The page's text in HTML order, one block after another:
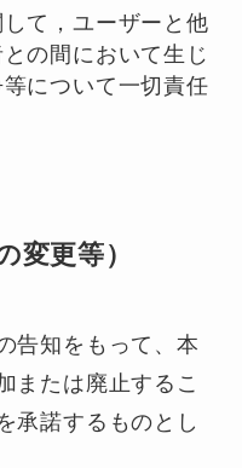
て，ユーザーと他
の間において生じ
について一切責任
変更等）
告知をもって、本
または廃止するこ
承諾するものとし